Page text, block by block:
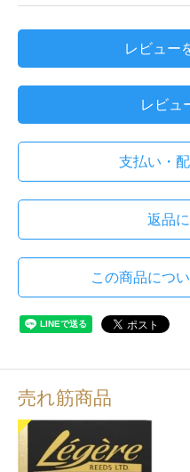
レビュー
レビュ
支払い・
返品
この商品につ
売れ筋商品